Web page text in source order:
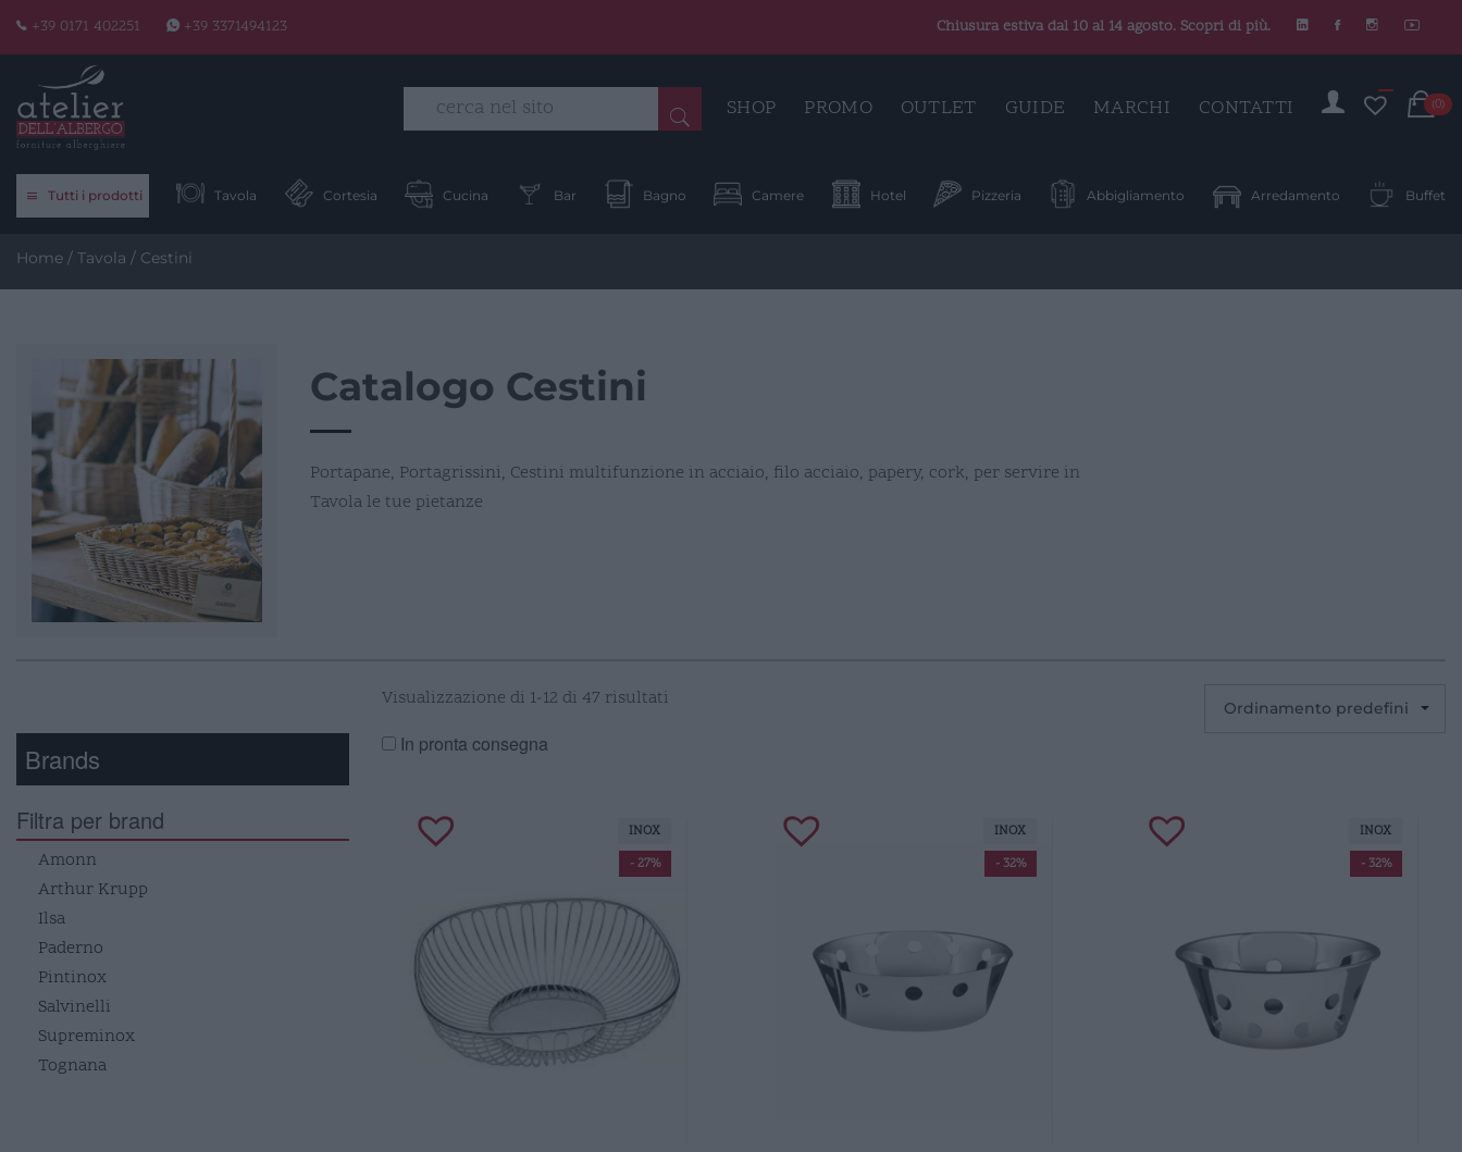
content
+39 0171 402251 +39 3371494123 Chiusura estiva dal 10 al 14 agosto. Scopri di più.
SHOP PROMO OUTLET GUIDE MARCHI CONTATTI (0)
Tutti i prodotti Tavola Cortesia Cucina Bar Bagno Camere Hotel Pizzeria Abbigliamento Arredamento Buffet
Home / Tavola / Cestini
Catalogo Cestini
Portapane, Portagrissini, Cestini multifunzione in acciaio, filo acciaio, papery, cork, per servire in
Tavola le tue pietanze
Visualizzazione di 1-12 di 47 risultati
In pronta consegna
- 27%
INOX
- 32%
INOX
- 32%
INOX
Brands
Filtra per brand
Amonn
Arthur Krupp
Ilsa
Paderno
Pintinox
Salvinelli
Supreminox
Tognana